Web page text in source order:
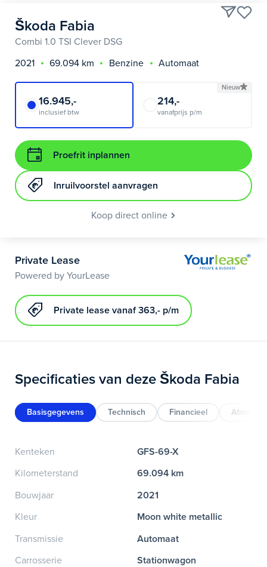
Škoda Fabia
Combi 1.0 TSI Clever DSG
2021
69.094 km Benzine Automaat
16.945,-
inclusief btw
Nieuw
214,-
vanafprijs p/m
Proefrit inplannen
Inruilvoorstel aanvragen
Koop direct online
Private Lease
Powered by YourLease
Private lease vanaf 363,- p/m
Specificaties van deze Škoda Fabia
Basisgegevens Technisch Financieel
Kenteken
GFS-69-X
Kilometerstand
69.094 km
Bouwjaar
2021
Kleur
Moon white metallic
Transmissie
Automaat
Carrosserie
Stationwagon